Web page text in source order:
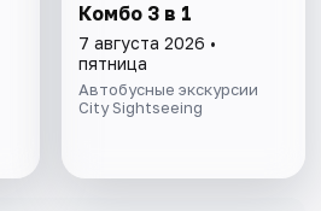
Комбо 3 в 1
7 августа 2026 •
пятница
Автобусные экскурсии
City Sightseeing